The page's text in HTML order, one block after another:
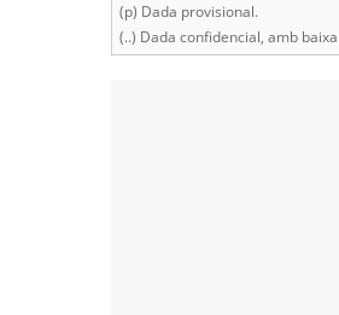
(p) Dada provisional.
(..) Dada confidencial, amb